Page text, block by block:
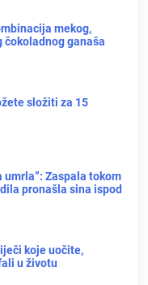
mekog,
ganaša
složiti za 15
umrla”: Zaspala tokom
pronašla sina ispod
koje uočite,
u životu